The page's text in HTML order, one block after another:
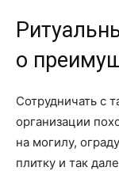
о
Сотрудничать с
организации
на могилу,
плитку и так